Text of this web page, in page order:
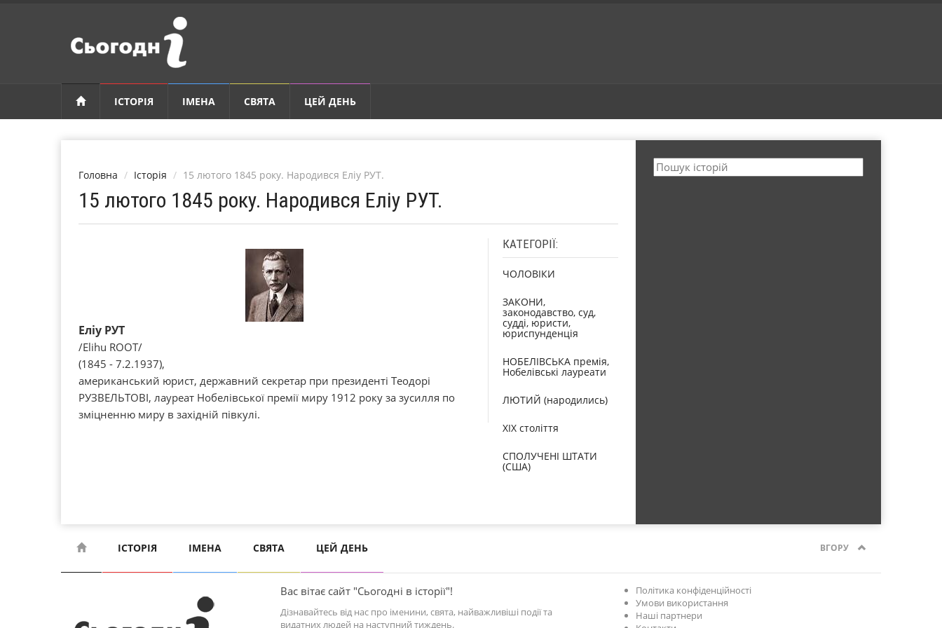
ІСТОРІЯ ІМЕНА СВЯТА ЦЕЙ ДЕНЬ
Головна Історія 15 лютого 1845 року. Народився Еліу РУТ.
15 лютого 1845 року. Народився Еліу РУТ.
Еліу РУТ
/Elihu ROOT/
(1845 - 7.2.1937),
американський юрист, державний секретар при президенті Теодорі
РУЗВЕЛЬТОВІ, лауреат Нобелівської премії миру 1912 року за зусилля по
зміцненню миру в західній півкулі.
КАТЕГОРІЇ:
ЧОЛОВІКИ
ЗАКОНИ,
законодавство, суд,
судді, юристи,
юриспунденція
НОБЕЛІВСЬКА премія,
Нобелівські лауреати
ЛЮТИЙ (народились)
XIX століття
СПОЛУЧЕНІ ШТАТИ
(США)
ІСТОРІЯ ІМЕНА СВЯТА ЦЕЙ ДЕНЬ ВГОРУ
Вас вітає сайт "Сьогодні в історії"!
Дізнавайтесь від нас про іменини, свята, найважливіші події та
видатних людей на наступний тиждень.
Політика конфіденційності
Умови використання
Наші партнери